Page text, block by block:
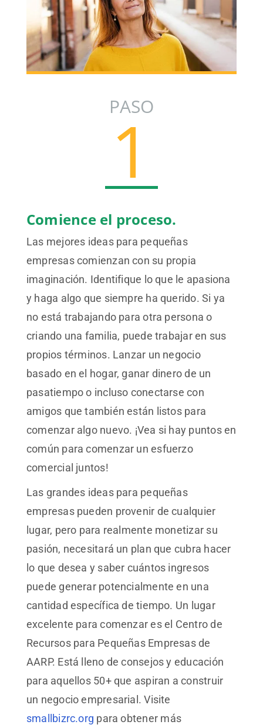
Comience el proceso.
Las mejores ideas para pequeñas
empresas comienzan con su propia
imaginación. Identifique lo que le apasiona
y haga algo que siempre ha querido. Si ya
no está trabajando para otra persona o
criando una familia, puede trabajar en sus
propios términos. Lanzar un negocio
basado en el hogar, ganar dinero de un
pasatiempo o incluso conectarse con
amigos que también están listos para
comenzar algo nuevo. ¡Vea si hay puntos en
común para comenzar un esfuerzo
comercial juntos!
Las grandes ideas para pequeñas
empresas pueden provenir de cualquier
lugar, pero para realmente monetizar su
pasión, necesitará un plan que cubra hacer
lo que desea y saber cuántos ingresos
puede generar potencialmente en una
cantidad específica de tiempo. Un lugar
excelente para comenzar es el Centro de
Recursos para Pequeñas Empresas de
AARP. Está lleno de consejos y educación
para aquellos 50+ que aspiran a construir
un negocio empresarial. Visite
smallbizrc.org para obtener más